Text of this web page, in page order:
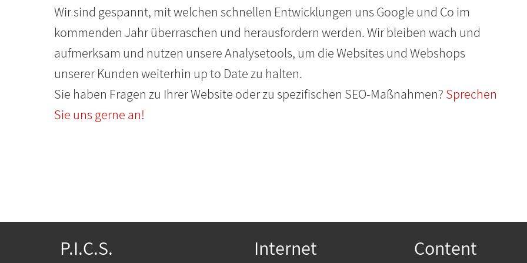
Wir sind gespannt, mit welchen schnellen Entwicklungen uns Google und Co im
kommenden Jahr überraschen und herausfordern werden. Wir bleiben wach und
aufmerksam und nutzen unsere Analysetools, um die Websites und Webshops
unserer Kunden weiterhin up to Date zu halten.
Sie haben Fragen zu Ihrer Website oder zu spezifischen SEO-Maßnahmen? Sprechen
Sie uns gerne an!
P.I.C.S. Internet Content